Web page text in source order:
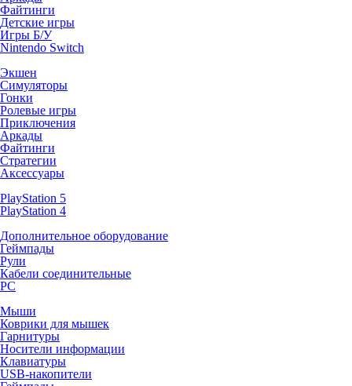
Файтинги
Детские игры
Игры Б/У
Nintendo Switch
Экшен
Симуляторы
Гонки
Ролевые игры
Приключения
Аркады
Файтинги
Стратегии
Аксессуары
PlayStation 5
PlayStation 4
Дополнительное оборудование
Геймпады
Рули
Кабели соединительные
PC
Мыши
Коврики для мышек
Гарнитуры
Носители информации
Клавиатуры
USB-накопители